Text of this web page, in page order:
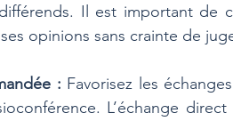
Il est important de
opinions sans crainte de
: Favorisez les
L’échange